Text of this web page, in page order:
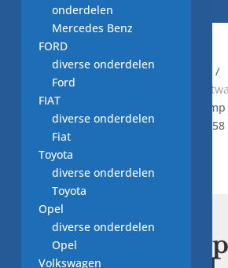
Start/Default Category
/
VAATWASMACHINE
NIEUWE
/ afvoer pompen NVW
/
M144, Assy 132208211, Cod. 292258
afvoerpomp
onderdelen
Mercedes Benz
FORD
diverse onderdelen
Ford
FIAT
diverse onderdelen
Fiat
Toyota
diverse onderdelen
Toyota
Opel
diverse onderdelen
Opel
Volkswagen